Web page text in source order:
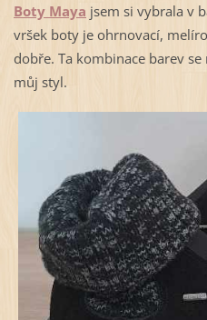
Boty Maya jsem si vybrala v
vršek boty je ohrnovací,
dobře. Ta kombinace barev
můj styl.